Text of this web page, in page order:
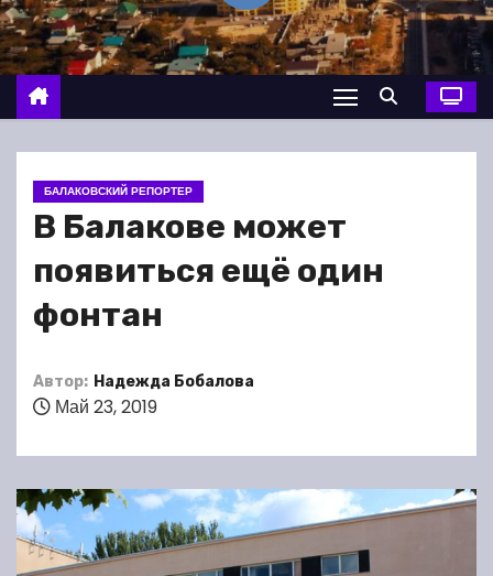
о
м
у
БАЛАКОВСКИЙ РЕПОРТЕР
В Балакове может
появиться ещё один
фонтан
Автор: Надежда Бобалова
Май 23, 2019